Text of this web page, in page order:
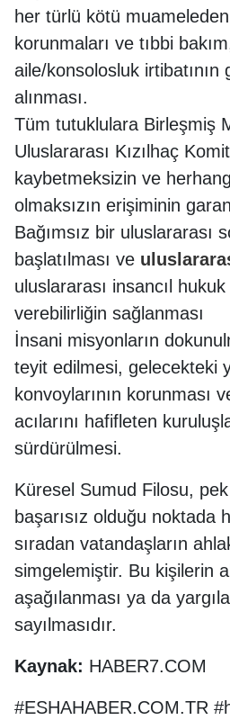
her türlü kötü
korunmaları ve tıbbi
aile/konsolosluk irtibatının
alınması.
Tüm tutuklulara Birleşmiş
Uluslararası Kızılhaç
kaybetmeksizin ve
olmaksızın erişiminin
Bağımsız bir uluslararası
başlatılması ve
uluslararası insancıl
verebilirliğin sağlanması
İnsani misyonların
teyit edilmesi, gelecekteki
konvoylarının korunması
acılarını hafifleten
sürdürülmesi.
Küresel Sumud Filosu,
başarısız olduğu noktada
sıradan vatandaşların
simgelemiştir. Bu kişilerin
aşağılanması ya da
sayılmasıdır.
Kaynak: HABER7.COM
#ESHAHABER.COM.TR